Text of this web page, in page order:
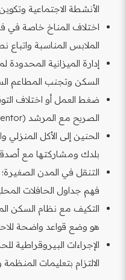
الأنشطة الاجتماعية
اختلاف المناخ خاصة في
الملابس المناسبة واتباع
إدارة الميزانية
السكن وتجنب المطاعم
ضغط العمل أو اختلاف
الصريح مع المرشد (Mentor) لتوضيح المهام.
الحنين إلى الأكل
بلدك ومشاركتها مع
التنقل في المدن الصغيرة؛
فهم جداول الحافلات
التكيف مع نظام السكن
هو وضع قواعد واضحة
الإجراءات البيروقراطية
الالتزام بتعليمات